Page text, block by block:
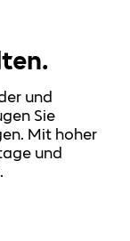
und
Sie
Mit hoher
und